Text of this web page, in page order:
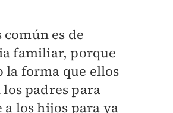
común es de
familiar, porque
la forma que ellos
padres para
a los hijos para ya